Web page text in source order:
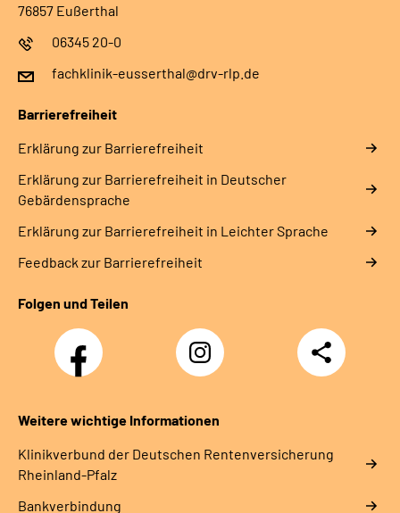
76857 Eußerthal
06345 20-0
fachklinik-eusserthal@drv-rlp.de
Barrierefreiheit
Erklärung zur Barrierefreiheit
Erklärung zur Barrierefreiheit in Deutscher
Gebärdensprache
Erklärung zur Barrierefreiheit in Leichter Sprache
Feedback zur Barrierefreiheit
Folgen und Teilen
Facebook
Instagram
DRV
Nachwuchskräfte
Teilen
Weitere wichtige Informationen
Klinikverbund der Deutschen Rentenversicherung
Rheinland-Pfalz
Bankverbindung